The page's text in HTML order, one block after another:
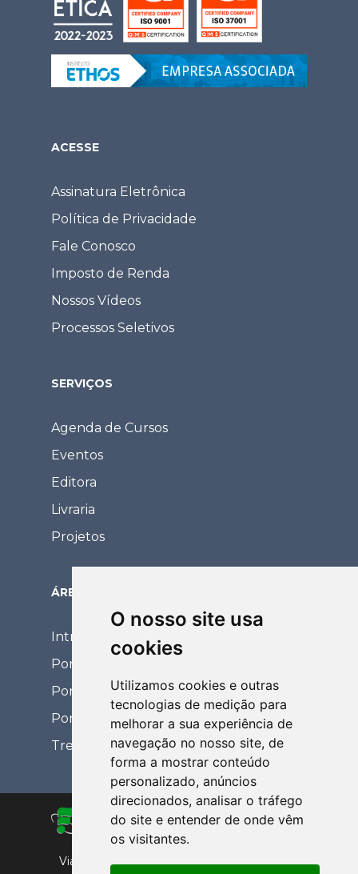
O nosso site usa
cookies
Utilizamos cookies e outras
tecnologias de medição para
melhorar a sua experiência de
navegação no nosso site, de
forma a mostrar conteúdo
personalizado, anúncios
direcionados, analisar o tráfego
do site e entender de onde vêm
os visitantes.
ACESSE
Assinatura Eletrônica
Política de Privacidade
Fale Conosco
Imposto de Renda
Nossos Vídeos
Processos Seletivos
SERVIÇOS
Agenda de Cursos
Eventos
Editora
Livraria
Projetos
ÁREA RESTRITA
Intranet
Portal Eventos
Portal Coordenador
Portal de Relacionamento
Treinamentos EaD
Via de Acesso Prof. Paulo Donato